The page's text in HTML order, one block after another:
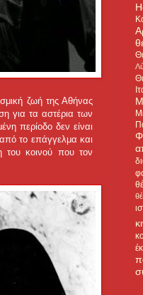
ζωή της Αθήνας
για τα αστέρια των
περίοδο δεν είναι
από το επάγγελμα και
του κοινού που τον